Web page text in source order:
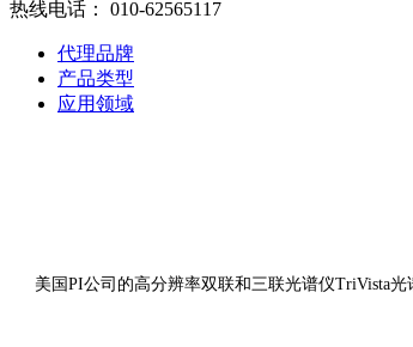
热线电话： 010-62565117
代理品牌
产品类型
应用领域
美国PI公司的高分辨率双联和三联光谱仪TriVista